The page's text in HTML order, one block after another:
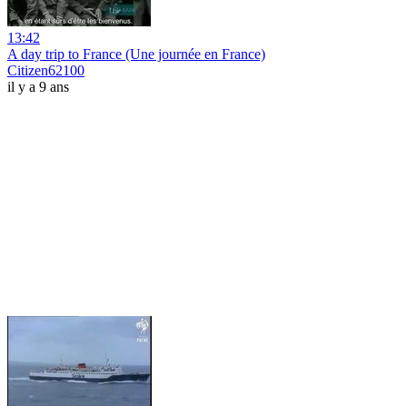
13:42
A day trip to France (Une journée en France)
Citizen62100
il y a 9 ans